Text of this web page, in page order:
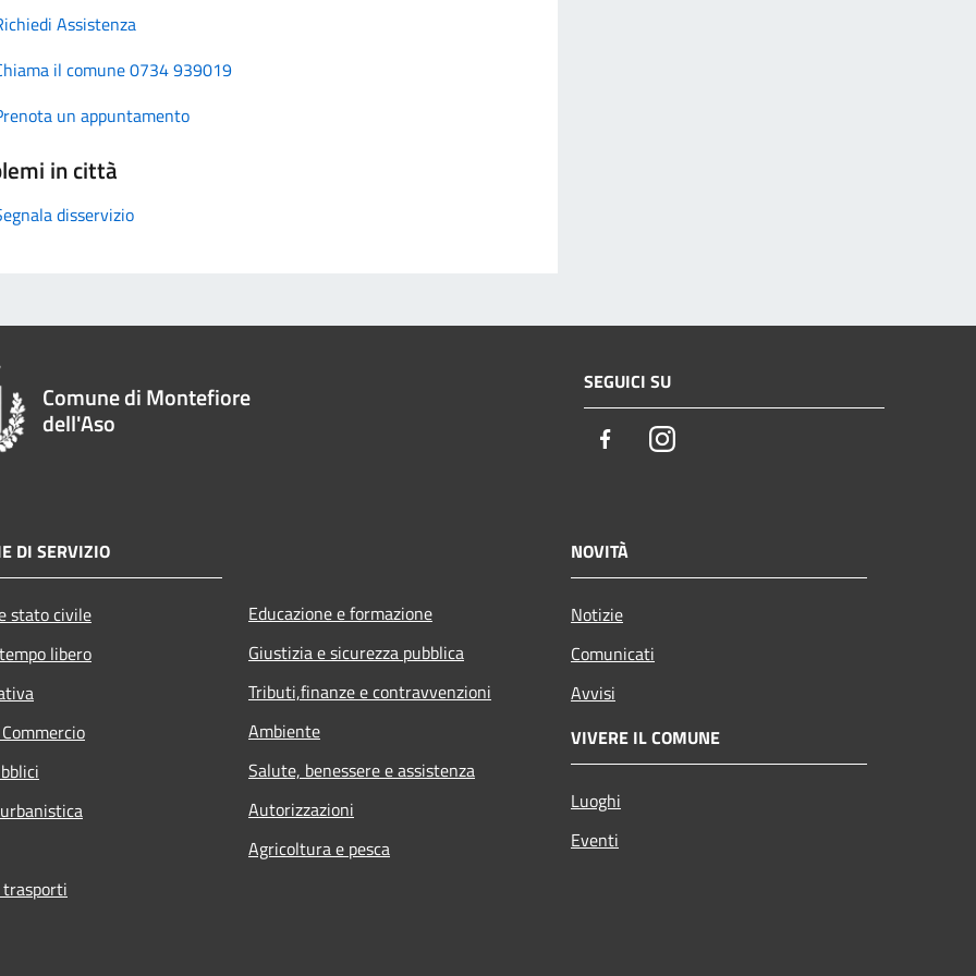
Assistenza
il comune 0734 939019
un appuntamento
in città
disservizio
Comune di Montefiore
dell'Aso
SEGUICI SU
FacebookInstagram
DI SERVIZIO
stato civile
libero
Educazione e formazione
Giustizia e sicurezza pubblica
Tributi,finanze e contravvenzioni
Ambiente
Salute, benessere e assistenza
Autorizzazioni
Agricoltura e pesca
NOVITÀ
Notizie
Comunicati
Avvisi
VIVERE IL COMUNE
Luoghi
Eventi